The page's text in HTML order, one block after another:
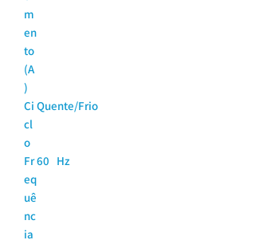
m
en
to
(A
)
Ci
cl
o
Quente/Frio
Fr
eq
uê
nc
ia
60 Hz